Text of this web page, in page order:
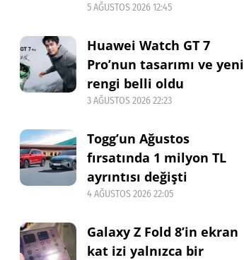
5 AĞUSTOS 2026 12:45
Huawei Watch GT 7
Pro’nun tasarımı ve yeni
rengi belli oldu
3 AĞUSTOS 2026 22:23
Togg’un Ağustos
fırsatında 1 milyon TL
ayrıntısı değişti
4 AĞUSTOS 2026 22:05
Galaxy Z Fold 8’in ekran
kat izi yalnızca bir